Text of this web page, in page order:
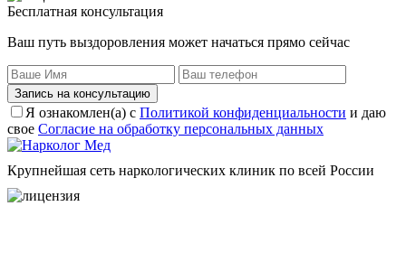
Бесплатная консультация
Ваш путь выздоровления может начаться прямо сейчас
Запись на консультацию
Я ознакомлен(а) с Политикой конфиденциальности и даю
свое Согласие на обработку персональных данных
Крупнейшая сеть наркологических клиник по всей России